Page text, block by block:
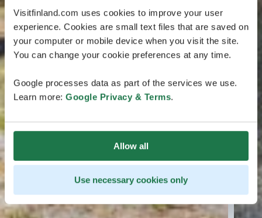
Visitfinland.com uses cookies to improve your user
experience. Cookies are small text files that are saved on
your computer or mobile device when you visit the site.
You can change your cookie preferences at any time.
Google processes data as part of the services we use.
Learn more: Google Privacy & Terms.
Allow all
Use necessary cookies only